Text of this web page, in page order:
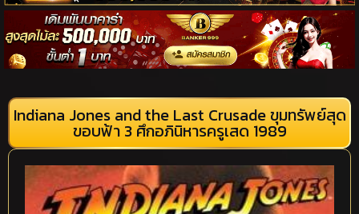
Indiana Jones and the Last Crusade ขุมทรัพย์สุด
ขอบฟ้า 3 ศึกอภินิหารครูเสด 1989